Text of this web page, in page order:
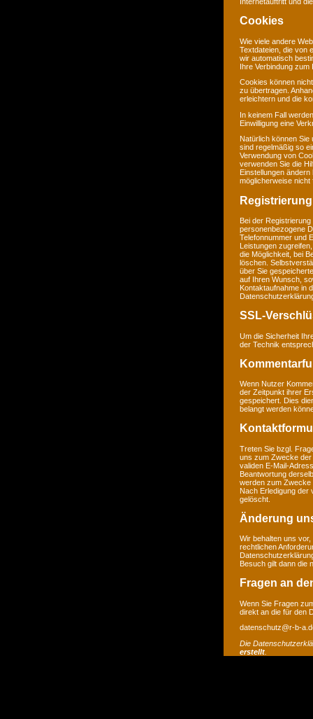
Cookies
Wie viele andere
Textdateien, die von
wir automatisch
Ihre Verbindung zum
Cookies können
zu übertragen.
erleichtern und die
In keinem Fall
Einwilligung eine
Natürlich können
sind regelmäßig so
Verwendung von
verwenden Sie die
Einstellungen
möglicherweise nicht
Bei der
personenbezogene
Telefonnummer und
Leistungen
die Möglichkeit, bei
löschen.
über Sie
auf Ihren Wunsch,
Kontaktaufnahme in
SSL-
Um die Sicherheit
der Technik
Wenn Nutzer
der Zeitpunkt ihrer
gespeichert. Dies
belangt werden
Treten Sie bzgl.
uns zum Zwecke der
validen E-Mail-
Beantwortung
werden zum Zwecke
Nach Erledigung der
gelöscht.
Änderung
Wir behalten uns
rechtlichen
Besuch gilt dann die
Fragen an
Wenn Sie Fragen
direkt an die für den
datenschutz@r-b-
Die
erstellt